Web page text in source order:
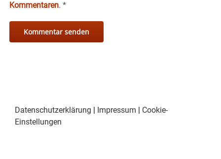
Kommentaren. *
Datenschutzerklärung Impressum
Cookie-
Einstellungen